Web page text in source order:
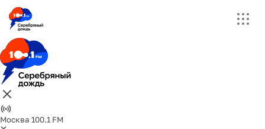
Москва 100.1 FM